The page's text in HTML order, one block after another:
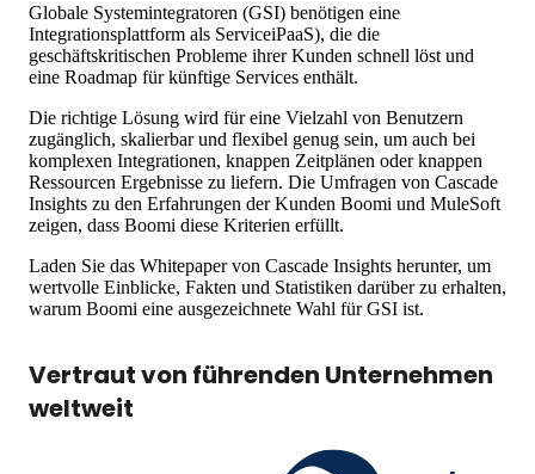
Globale Systemintegratoren (GSI) benötigen eine
Integrationsplattform als ServiceiPaaS), die die
geschäftskritischen Probleme ihrer Kunden schnell löst und
eine Roadmap für künftige Services enthält.
Die richtige Lösung wird für eine Vielzahl von Benutzern
zugänglich, skalierbar und flexibel genug sein, um auch bei
komplexen Integrationen, knappen Zeitplänen oder knappen
Ressourcen Ergebnisse zu liefern. Die Umfragen von Cascade
Insights zu den Erfahrungen der Kunden Boomi und MuleSoft
zeigen, dass Boomi diese Kriterien erfüllt.
Laden Sie das Whitepaper von Cascade Insights herunter, um
wertvolle Einblicke, Fakten und Statistiken darüber zu erhalten,
warum Boomi eine ausgezeichnete Wahl für GSI ist.
Vertraut von führenden Unternehmen
weltweit